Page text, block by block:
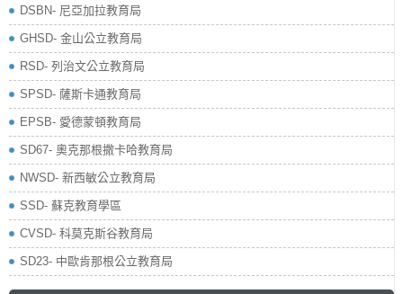
DSBN- 尼亞加拉教育局
GHSD- 金山公立教育局
RSD- 列治文公立教育局
SPSD- 薩斯卡通教育局
EPSB- 愛德蒙頓教育局
SD67- 奧克那根撒卡哈教育局
NWSD- 新西敏公立教育局
SSD- 蘇克教育學區
CVSD- 科莫克斯谷教育局
SD23- 中歐肯那根公立教育局